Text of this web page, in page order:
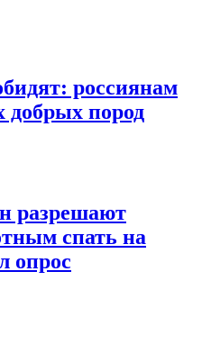
россиянам
добрых пород
разрешают
спать на
опрос